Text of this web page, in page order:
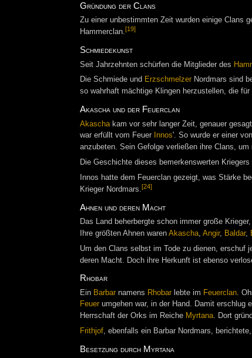
Gründung der Clans
Zu einer unbestimmten Zeit wurden einige Clans
Hammerclan.[19]
Schmiedekunst
Seit Jahrzehnten schürfen die Mitglieder des
Die Schmiede und ErzschmelzerNordmars sind
so wahrhaft mächtige Klingen herzustellen, die
Akascha und der Feuerclan
Akaschakam vor sehr langer Zeit, genauer
war erfüllt vom Feuer
Innos'. So wurde er einer
anzubeten. Sein Gefolge verließen ihre Clans,
Die Geschichte dieses bemerkenswerten Kriegers
Innos hatte dem Feuerclan gezeigt, was Stärke
Krieger Nordmars.[24]
Ahnen und deren Macht
Das Land beherbergte schon immer große
Ihre größten Ahnen waren Akascha, Angir, Baldar,
Um den Clans selbst im Tode zu dienen, erschuf
deren Macht. Doch ihre Herkunft ist ebenso
Rhobar
Ein Barbarnamens Rhobarlebte im Feuerclan.
Feuerumgehen war, in der Hand. Damit erschlug
Herrschaft der Orks im Reiche Myrtana. Dort
Frithjof, ebenfalls ein Barbar Nordmars,
Besetzung durch Myrtana